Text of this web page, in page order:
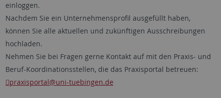
einloggen.
Nachdem Sie ein Unternehmensprofil ausgefüllt haben,
können Sie alle aktuellen und zukünftigen Ausschreibungen
hochladen.
Nehmen Sie bei Fragen gerne Kontakt auf mit den Praxis- und
Beruf-Koordinationsstellen, die das Praxisportal betreuen:
praxisportal@uni-tuebingen.de